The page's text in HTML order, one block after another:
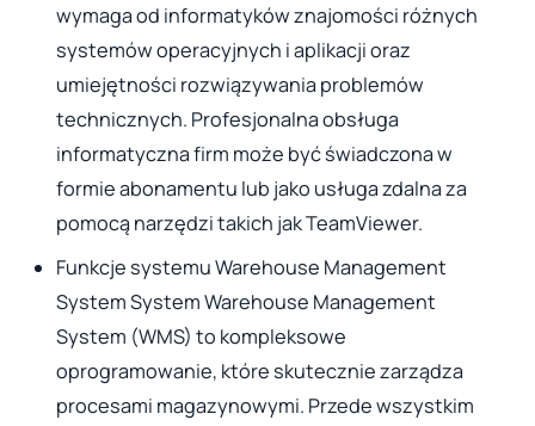
wymaga od informatyków znajomości różnych
systemów operacyjnych i aplikacji oraz
umiejętności rozwiązywania problemów
technicznych. Profesjonalna obsługa
informatyczna firm może być świadczona w
formie abonamentu lub jako usługa zdalna za
pomocą narzędzi takich jak TeamViewer.
Funkcje systemu Warehouse Management
System System Warehouse Management
System (WMS) to kompleksowe
oprogramowanie, które skutecznie zarządza
procesami magazynowymi. Przede wszystkim